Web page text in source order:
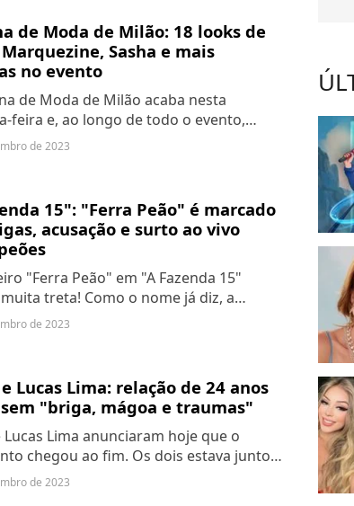
de Moda de Milão: 18 looks de
Sasha e mais
no evento
de Moda de Milão acaba nesta
feira e, ao longo de todo o evento,
celebridades nacionais e
de 2023
15": "Ferra Peão" é marcado
acusação e surto ao vivo
"Ferra Peão" em "A Fazenda 15"
treta! Como o nome já diz, a
é gerar discórdia entre os participantes
de 2023
Lucas Lima: relação de 24 anos
"briga, mágoa e traumas"
Lucas Lima anunciaram hoje que o
chegou ao fim. Os dois estava juntos
sendo 15 anos de casados. Leia a
de 2023